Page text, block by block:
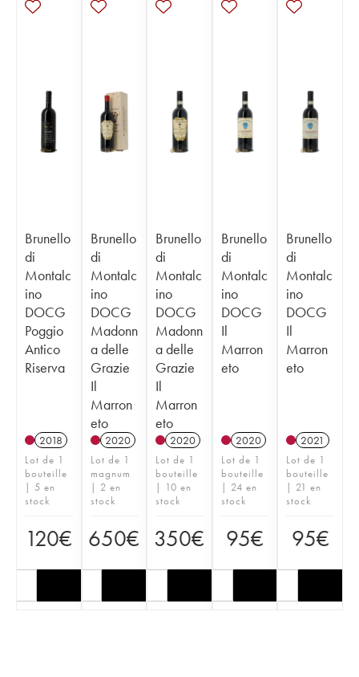
Brunello
di
Montalc
ino
DOCG
Poggio
Antico
Riserva
2018
Lot de 1
bouteille
| 5 en
stock
120€
Brunello
di
Montalc
ino
DOCG
Madonn
a delle
Grazie
Il
Marron
eto
2020
Lot de 1
magnum
| 2 en
stock
650€
Brunello
di
Montalc
ino
DOCG
Madonn
a delle
Grazie
Il
Marron
eto
2020
Lot de 1
bouteille
| 10 en
stock
350€
Brunello
di
Montalc
ino
DOCG
Il
Marron
eto
2020
Lot de 1
bouteille
| 24 en
stock
95€
Brunello
di
Montalc
ino
DOCG
Il
Marron
eto
2021
Lot de 1
bouteille
| 21 en
stock
95€